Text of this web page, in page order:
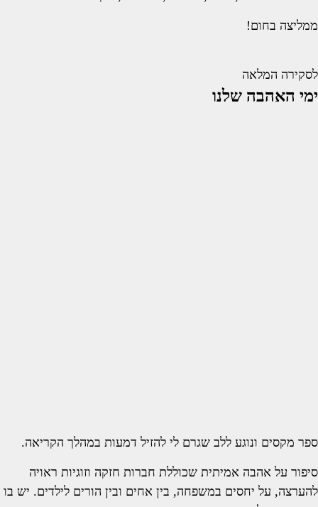
ממליצה בחום!
לסקירה המלאה
ימי האהבה שלנו
ספר מקסים ונוגע ללב שגרם לי להזיל דמעות במהלך הקריאה.
סיפור על אהבה אמיתית שכוללת חברות חזקה וזוגיות ראויה
להערצה, על יחסים במשפחה, בין אחים ובין הורים לילדים. יש בו